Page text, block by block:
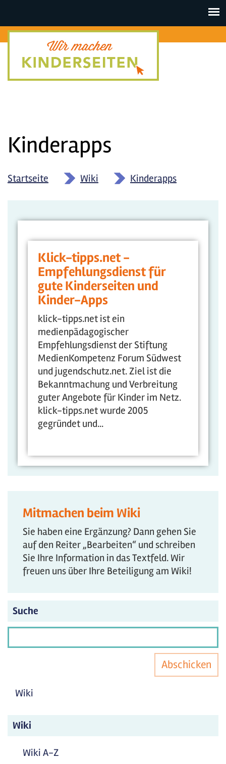
Toggle
Kinderapps
Startseite » Wiki » Kinderapps
Klick-tipps.net -
Empfehlungsdienst für
gute Kinderseiten und
Kinder-Apps
klick-tipps.net ist ein
medienpädagogischer
Empfehlungsdienst der Stiftung
MedienKompetenz Forum Südwest
und jugendschutz.net. Ziel ist die
Bekanntmachung und Verbreitung
guter Angebote für Kinder im Netz.
klick-tipps.net wurde 2005
gegründet und...
Mitmachen beim Wiki
Sie haben eine Ergänzung? Dann gehen Sie
auf den Reiter „Bearbeiten“ und schreiben
Sie Ihre Information in das Textfeld. Wir
freuen uns über Ihre Beteiligung am Wiki!
Suche
Abschicken
Wiki
Wiki
Wiki A-Z